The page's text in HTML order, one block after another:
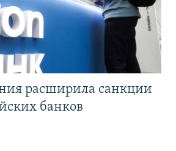
расширила санкции
банков